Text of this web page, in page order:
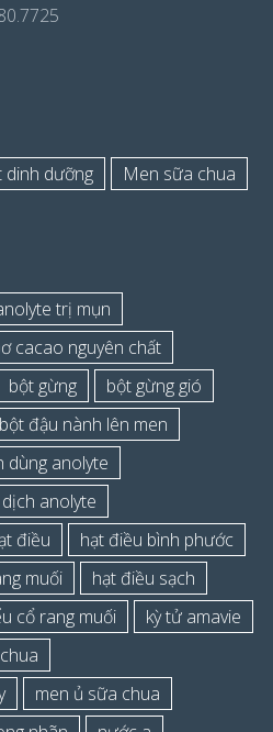
dinh dưỡng
Men sữa chua
trị mụn
cacao nguyên chất
bột gừng
bột gừng gió
bột đậu nành lên men
dùng anolyte
anolyte
điều
hạt điều bình phước
muối
hạt điều sạch
cổ rang muối
kỳ tử amavie
men ủ sữa chua